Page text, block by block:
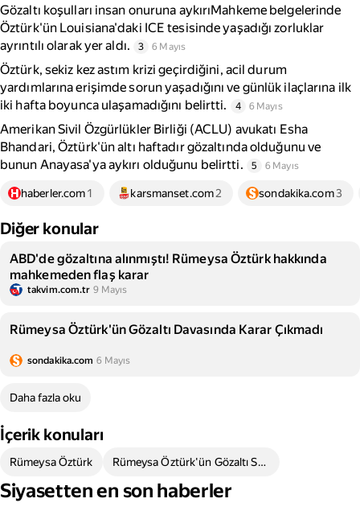
Gözaltı koşulları insan onuruna aykırıMahkeme belgelerinde
Öztürk'ün Louisiana'daki ICE tesisinde yaşadığı zorluklar
ayrıntılı olarak yer aldı.
3 6 Mayıs
Öztürk, sekiz kez astım krizi geçirdiğini, acil durum
yardımlarına erişimde sorun yaşadığını ve günlük ilaçlarına ilk
iki hafta boyunca ulaşamadığını belirtti.
4 6 Mayıs
Amerikan Sivil Özgürlükler Birliği (ACLU) avukatı Esha
Bhandari, Öztürk'ün altı haftadır gözaltında olduğunu ve
bunun Anayasa'ya aykırı olduğunu belirtti.
5 6 Mayıs
haberler.com1 karsmanset.com2 sondakika.com3
Diğer konular
ABD'de gözaltına alınmıştı! Rümeysa Öztürk hakkında
mahkemeden flaş karar
takvim.com.tr 9 Mayıs
Rümeysa Öztürk'ün Gözaltı Davasında Karar Çıkmadı
sondakika.com 6 Mayıs
Daha fazla oku
İçerik konuları
Rümeysa Öztürk Rümeysa Öztürk'ün Gözaltı Süreci
Siyasetten en son haberler